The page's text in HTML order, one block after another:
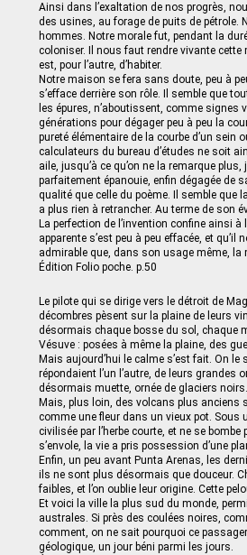
Ainsi dans l’exaltation de nos progrès,
des usines, au forage de puits de
hommes. Notre morale fut, pendant la
coloniser. Il nous faut rendre vivante cette
est, pour l’autre, d’habiter.
Notre maison se fera sans doute, peu à
s’efface derrière son rôle. Il semble que
les épures, n’aboutissent, comme signes
générations pour dégager peu à peu la
pureté élémentaire de la courbe d’un sein
calculateurs du bureau d’études ne soit
aile, jusqu’à ce qu’on ne la remarque
parfaitement épanouie, enfin dégagée de
qualité que celle du poème. Il semble que
a plus rien à retrancher. Au terme de son
La perfection de l’invention confine ainsi
apparente s’est peu à peu effacée, et
admirable que, dans son usage même, la
Édition Folio poche. p.50
Le pilote qui se dirige vers le détroit de
décombres pèsent sur la plaine de leurs
désormais chaque bosse du sol, chaque
Vésuve : posées à même la plaine, des
Mais aujourd’hui le calme s’est fait. On
répondaient l’un l’autre, de leurs grandes
désormais muette, ornée de glaciers noirs.
Mais, plus loin, des volcans plus anciens
comme une fleur dans un vieux pot. Sous
civilisée par l’herbe courte, et ne se
s’envole, la vie a pris possession d’une
Enfin, un peu avant Punta Arenas, les
ils ne sont plus désormais que douceur.
faibles, et l’on oublie leur origine. Cette
Et voici la ville la plus sud du monde,
australes. Si près des coulées noires,
comment, on ne sait pourquoi ce
géologique, un jour béni parmi les jours.